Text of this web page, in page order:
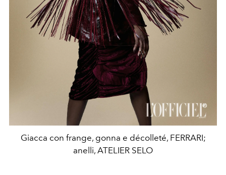
Giacca con frange, gonna e décolleté, FERRARI;
anelli, ATELIER SELO